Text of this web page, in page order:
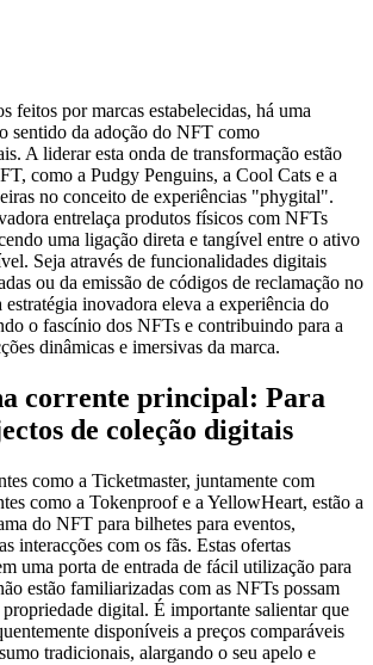
feitos por marcas estabelecidas, há uma
sentido da adoção do NFT como
A liderar esta onda de transformação estão
como a Pudgy Penguins, a Cool Cats e a
no conceito de experiências "phygital".
entrelaça produtos físicos com NFTs
uma ligação direta e tangível entre o ativo
Seja através de funcionalidades digitais
ou da emissão de códigos de reclamação no
estratégia inovadora eleva a experiência do
o fascínio dos NFTs e contribuindo para a
dinâmicas e imersivas da marca.
corrente principal: Para
de coleção digitais
como a Ticketmaster, juntamente com
como a Tokenproof e a YellowHeart, estão a
do NFT para bilhetes para eventos,
interacções com os fãs. Estas ofertas
uma porta de entrada de fácil utilização para
estão familiarizadas com as NFTs possam
digital. É importante salientar que
disponíveis a preços comparáveis
tradicionais, alargando o seu apelo e